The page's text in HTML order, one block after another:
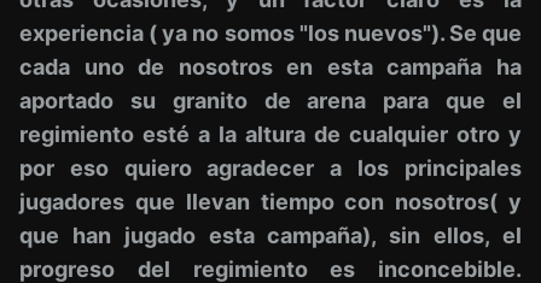
experiencia ( ya no somos "los nuevos"). Se que
cada uno de nosotros en esta campaña ha
aportado su granito de arena para que el
regimiento esté a la altura de cualquier otro y
por eso quiero agradecer a los principales
jugadores que llevan tiempo con nosotros( y
que han jugado esta campaña), sin ellos, el
progreso del regimiento es inconcebible.